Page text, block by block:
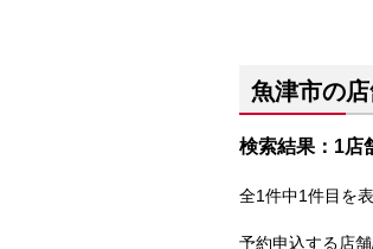
魚津市の
検索結果：1店
全1件中1件目を
予約申込する店